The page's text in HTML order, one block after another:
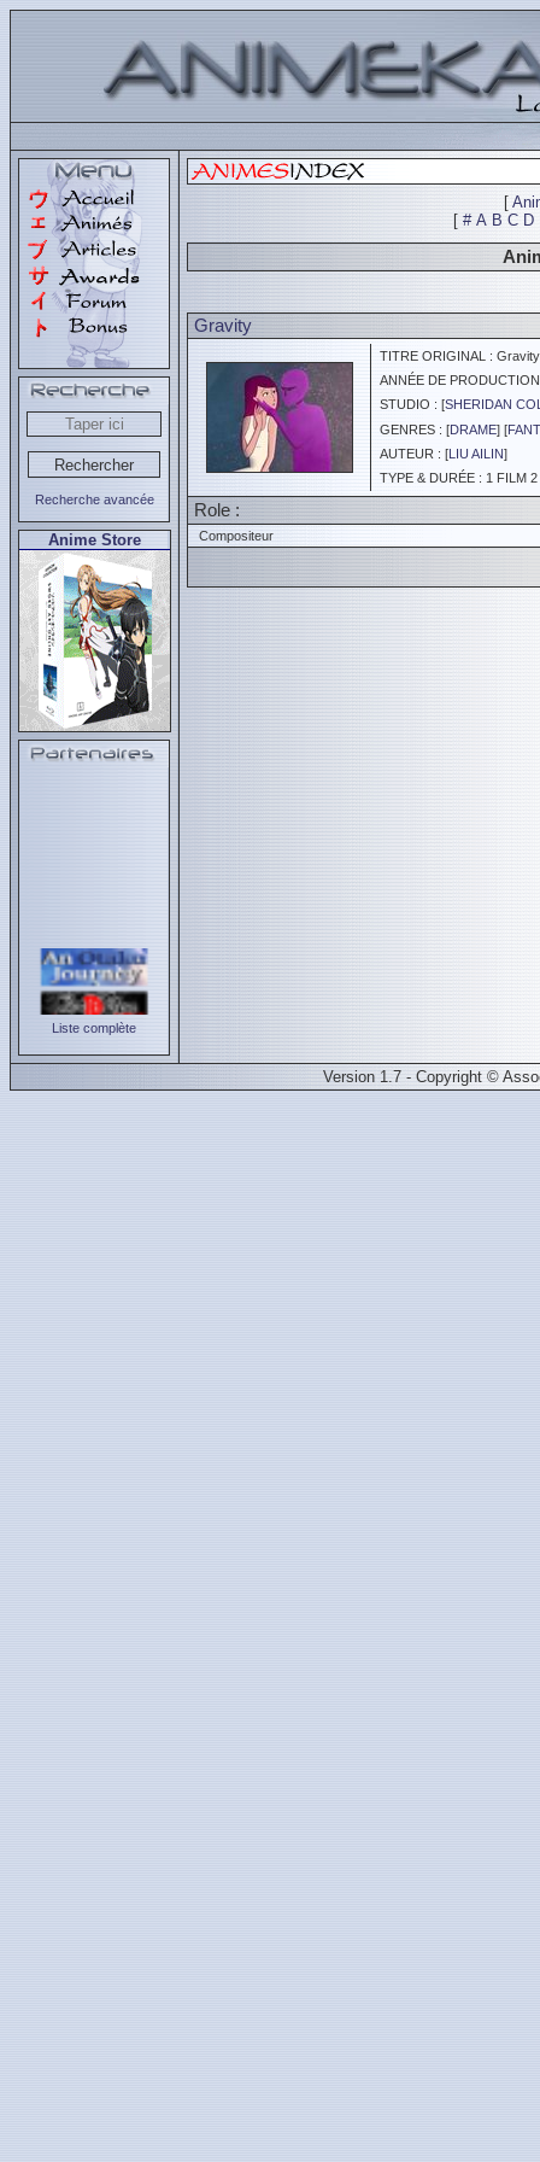
Recherche avancée
Anime Store
Liste complète
[
[ # A B C D
Gravity
TITRE ORIGINAL : Gravity
ANNÉE DE
STUDIO : [SHERIDAN
GENRES : [DRAME] [
AUTEUR : [LIU AILIN]
TYPE & DURÉE : 1 FILM
Role :
Compositeur
Version 1.7 - Copyright ©